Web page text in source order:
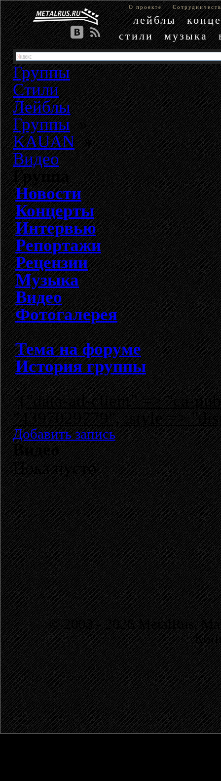
О проекте
лейблы
стили
музыка
Группы
Стили
Лейблы
Группы»
KAUAN»
Видео
Группа
Новости
Концерты
Интервью
Репортажи
Рецензии
Музыка
Видео
Фотогалерея
Тема на форуме
История группы
{"data-ad-client" => "ca-
"4397029779", :style =>
Добавить запись
Видео
Пока пусто
© 2003 - 2026 MetalRus.